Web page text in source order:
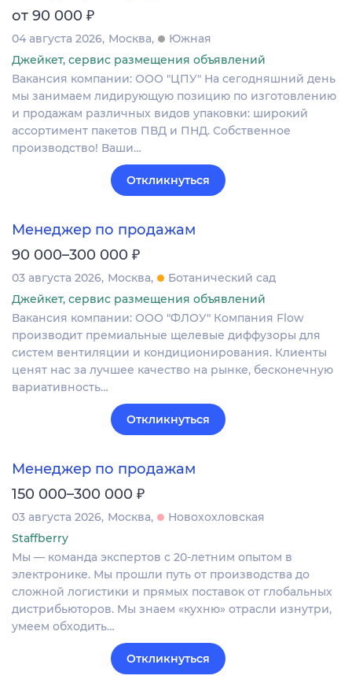
от 90 000 ₽
04 августа 2026 Москва
Южная
Джейкет, сервис размещения объявлений
Вакансия компании: ООО "ЦПУ" На сегодняшний день
мы занимаем лидирующую позицию по изготовлению
и продажам различных видов упаковки: широкий
ассортимент пакетов ПВД и ПНД. Собственное
производство! Ваши…
Откликнуться
Менеджер по продажам
90 000–300 000 ₽
03 августа 2026 Москва
Ботанический сад
Джейкет, сервис размещения объявлений
Вакансия компании: ООО "ФЛОУ" Компания Flow
производит премиальные щелевые диффузоры для
систем вентиляции и кондиционирования. Клиенты
ценят нас за лучшее качество на рынке, бесконечную
вариативность…
Откликнуться
Менеджер по продажам
150 000–300 000 ₽
03 августа 2026 Москва
Новохохловская
Staffberry
Мы — команда экспертов с 20-летним опытом в
электронике. Мы прошли путь от производства до
сложной логистики и прямых поставок от глобальных
дистрибьюторов. Мы знаем «кухню» отрасли изнутри,
умеем обходить…
Откликнуться